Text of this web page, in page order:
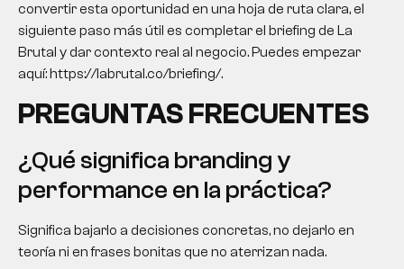
convertir esta oportunidad en una hoja de ruta clara, el
siguiente paso más útil es completar el briefing de La
Brutal y dar contexto real al negocio. Puedes empezar
aquí: https://labrutal.co/briefing/.
PREGUNTAS FRECUENTES
¿Qué significa branding y
performance en la práctica?
Significa bajarlo a decisiones concretas, no dejarlo en
teoría ni en frases bonitas que no aterrizan nada.